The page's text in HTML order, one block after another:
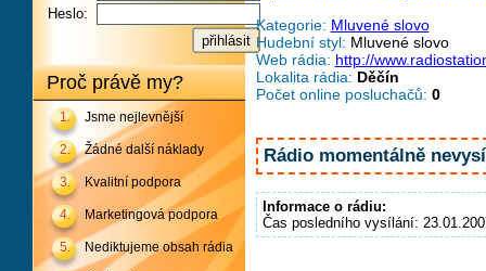
Heslo:
Proč právě my?
1. Jsme nejlevnější
2. Žádné další náklady
3. Kvalitní podpora
4. Marketingová podpora
5. Nediktujeme obsah rádia
Kategorie: Mluvené slovo
Hudební styl: Mluvené slovo
Web rádia: http://
Lokalita rádia: Děčín
Počet online posluchačů: 0
Rádio momentálně
Informace o rádiu:
Čas posledního vysílání: